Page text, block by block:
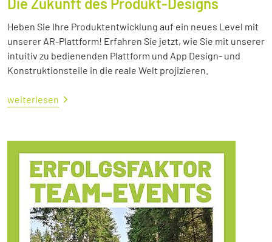
Heben Sie Ihre Produktentwicklung auf ein neues Level mit
unserer AR-Plattform! Erfahren Sie jetzt, wie Sie mit unserer
intuitiv zu bedienenden Plattform und App Design- und
Konstruktionsteile in die reale Welt projizieren.
weiterlesen